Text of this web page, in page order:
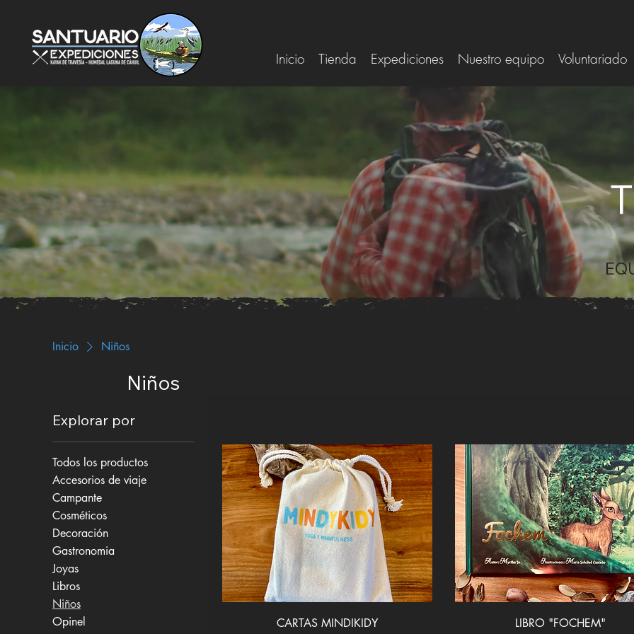
Inicio Tienda Expediciones Nuestro equipo Voluntariado
Inicio Niños
Niños
Explorar por
Todos los productos
Accesorios de viaje
Campante
Cosméticos
Decoración
Gastronomia
Joyas
Libros
Niños
Opinel
Vista rápida
CARTAS MINDIKIDY
Vista rápida
LIBRO "FOCHEM"